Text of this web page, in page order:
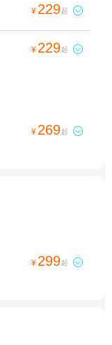
¥ 229起 
¥ 229起 
¥ 269起 
¥ 299起 